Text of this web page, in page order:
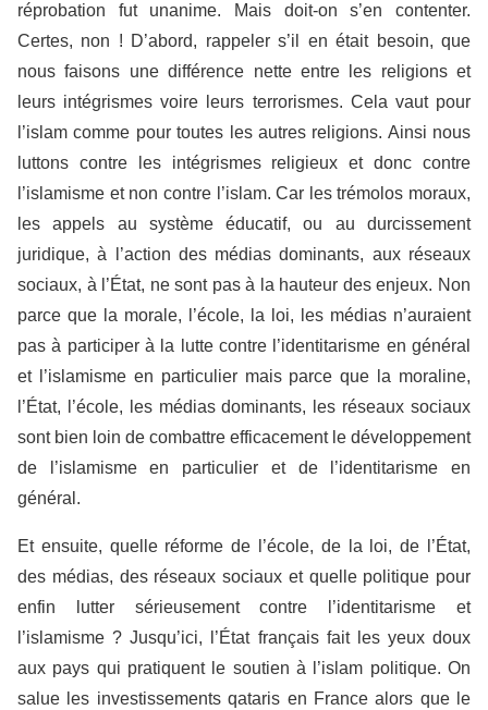
réprobation fut unanime. Mais doit-on s’en contenter.
Certes, non ! D’abord, rappeler s’il en était besoin, que
nous faisons une différence nette entre les religions et
leurs intégrismes voire leurs terrorismes. Cela vaut pour
l’islam comme pour toutes les autres religions. Ainsi nous
luttons contre les intégrismes religieux et donc contre
l’islamisme et non contre l’islam. Car les trémolos moraux,
les appels au système éducatif, ou au durcissement
juridique, à l’action des médias dominants, aux réseaux
sociaux, à l’État, ne sont pas à la hauteur des enjeux. Non
parce que la morale, l’école, la loi, les médias n’auraient
pas à participer à la lutte contre l’identitarisme en général
et l’islamisme en particulier mais parce que la moraline,
l’État, l’école, les médias dominants, les réseaux sociaux
sont bien loin de combattre efficacement le développement
de l’islamisme en particulier et de l’identitarisme en
général.
Et ensuite, quelle réforme de l’école, de la loi, de l’État,
des médias, des réseaux sociaux et quelle politique pour
enfin lutter sérieusement contre l’identitarisme et
l’islamisme ? Jusqu’ici, l’État français fait les yeux doux
aux pays qui pratiquent le soutien à l’islam politique. On
salue les investissements qataris en France alors que le